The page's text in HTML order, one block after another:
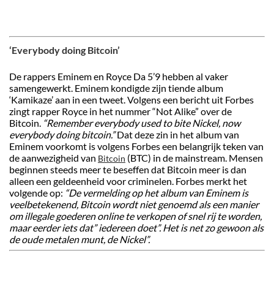
‘Everybody doing Bitcoin’
De rappers Eminem en Royce Da 5’9 hebben al vaker
samengewerkt. Eminem kondigde zijn tiende album
‘Kamikaze’ aan in een tweet. Volgens een bericht uit Forbes
zingt rapper Royce in het nummer “Not Alike” over de
Bitcoin. “Remember everybody used to bite Nickel, now
everybody doing bitcoin.”Dat deze zin in het album van
Eminem voorkomt is volgens Forbes een belangrijk teken van
de aanwezigheid van Bitcoin (BTC) in de mainstream. Mensen
beginnen steeds meer te beseffen dat Bitcoin meer is dan
alleen een geldeenheid voor criminelen. Forbes merkt het
volgende op: “De vermelding op het album van Eminem is
veelbetekenend, Bitcoin wordt niet genoemd als een manier
om illegale goederen online te verkopen of snel rij te worden,
maar eerder iets dat” iedereen doet”. Het is net zo gewoon als
de oude metalen munt, de Nickel”.